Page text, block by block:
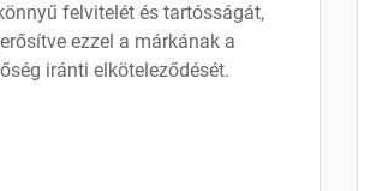
felvitelét és tartósságát,
ezzel a márkának a
iránti elköteleződését.